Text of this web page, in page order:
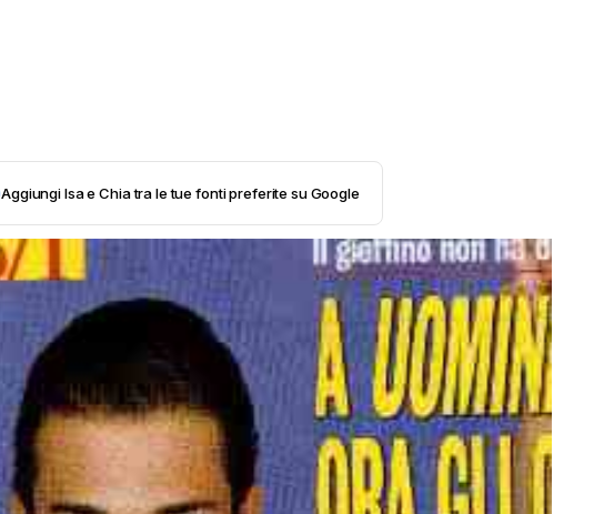
Aggiungi Isa e Chia tra le tue fonti preferite su Google